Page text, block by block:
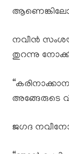
നവീൻ
തുറന്നു
അങ്ങേരുടെ
ജഗദ